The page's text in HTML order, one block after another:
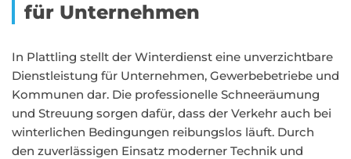
für Unternehmen
In Plattling stellt der Winterdienst eine unverzichtbare
Dienstleistung für Unternehmen, Gewerbebetriebe und
Kommunen dar. Die professionelle Schneeräumung
und Streuung sorgen dafür, dass der Verkehr auch bei
winterlichen Bedingungen reibungslos läuft. Durch
den zuverlässigen Einsatz moderner Technik und